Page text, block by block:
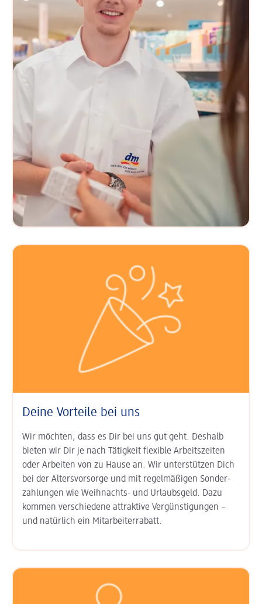
Deine Vorteile bei uns
Wir möchten, dass es Dir bei uns gut geht. Deshalb
bieten wir Dir je nach Tätigkeit flexible Arbeits­zeiten
oder Arbeiten von zu Hause an. Wir unter­stützen Dich
bei der Alters­vorsorge und mit regel­mäßigen Sonder­
zahlungen wie Weihnachts- und Urlaubs­geld. Dazu
kommen ver­schiedene attraktive Ver­günsti­gungen –
und natürlich ein Mitarbeiter­rabatt.